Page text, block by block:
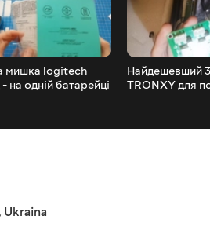
мишка logitech
на одній батарейці
Найдешевший
TRONXY для
Ukraina